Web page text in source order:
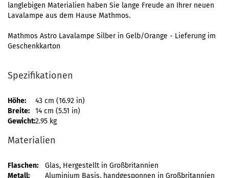
langlebigen Materialien haben Sie lange Freude an Ihrer neuen
Lavalampe aus dem Hause Mathmos.
Mathmos Astro Lavalampe Silber in Gelb/Orange - Lieferung im
Geschenkkarton
Spezifikationen
Höhe:
43 cm (16.92 in)
Breite:
14 cm (5.51 in)
Gewicht:2.95 kg
Materialien
Flaschen:
Glas, Hergestellt in Großbritannien
Metall:
Aluminium Basis, handgesponnen in Großbritannien